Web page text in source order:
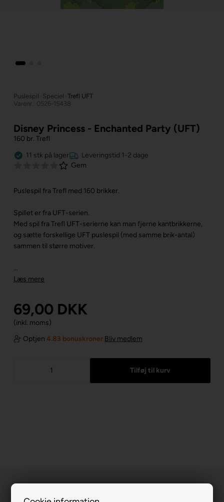
Puslespil Speciel Trefl UFT
Varenr.: 0526-15438
Disney Princess - Enchanted Party (UFT)
160 br. Trefl
11 stk på lager
Leveringstid 1-2 dage
Gem
Puslespil fra Trefl med 160 brikker.
Spillet er fra UFT-serien.
Med spil fra Trefl UFT-serierne kan man fjerne kantbrikkerne,
og sætte forskellige UFT puslespil (med samme brik-antal)
sammen til større motiver.
...
Læs mere
69,00 DKK
(inkl. moms)
Optjen 4.83 bonuskroner Bliv medlem